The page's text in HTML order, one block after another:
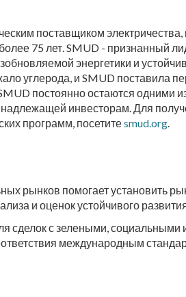
поставщиком
75 лет. SMUD - признанный
энергетики и
углерода, и SMUD поставила
постоянно остаются
инвесторам. Для
программ, посетитеsmud.org.
рынков помогает установить
и оценок устойчивого
сделок с зелеными,
международным